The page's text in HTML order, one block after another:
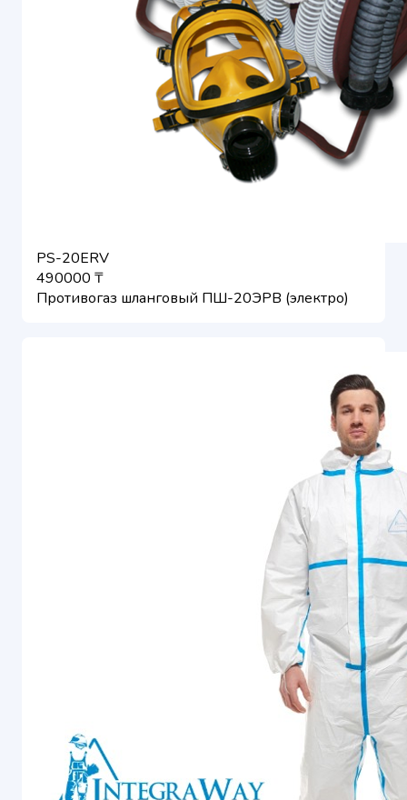
PS-20ERV
490000 ₸
Противогаз шланговый ПШ-20ЭРВ (электро)